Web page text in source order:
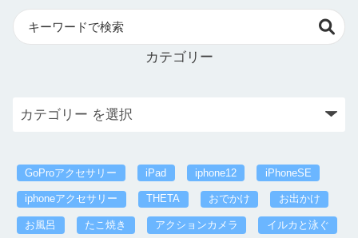
カテゴリー
GoProアクセサリー iPad iphone12 iPhoneSE
iphoneアクセサリー THETA おでかけ お出かけ
お風呂 たこ焼き アクションカメラ イルカと泳ぐ